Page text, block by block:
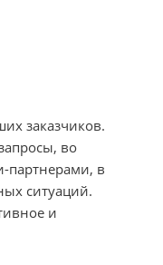
заказчиков.
во
партнерами, в
ситуаций.
и